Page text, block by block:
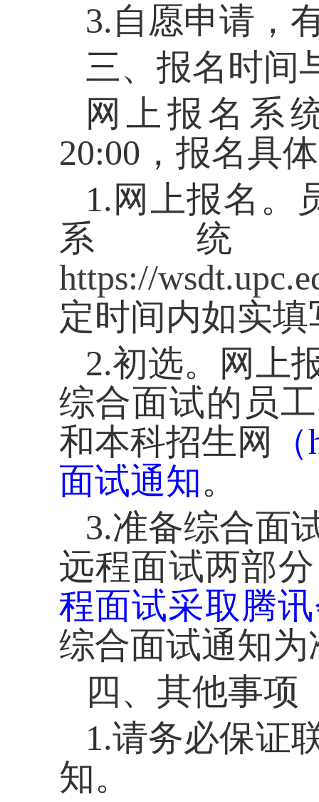
3.自愿申请，
三、报名时间
网上报名系
20:00 ，报名具
1. 网上报名。
系
https://
定时间内如实
2.初选。网上
综合面试的员
和本科招生网
（
面试通知。
3.准备综合面
远程面试两部
程面试采取腾
综合面试通知
四、其他事项
1.请务必保证
知。